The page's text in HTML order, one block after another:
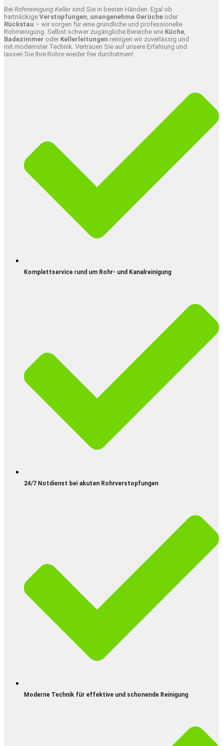
Bei Rohrreinigung Kellersind Sie in besten Händen. Egal ob
hartnäckige Verstopfungen unangenehme Gerüche oder
Rückstau – wir sorgen für eine gründliche und professionelle
Rohrreinigung. Selbst schwer zugängliche Bereiche wie Küche
Badezimmer oder Kellerleitungen reinigen wir zuverlässig und
mit modernster Technik. Vertrauen Sie auf unsere Erfahrung und
lassen Sie Ihre Rohre wieder frei durchatmen!
Komplettservice rund um Rohr- und Kanalreinigung
24/7 Notdienst bei akuten Rohrverstopfungen
Moderne Technik für effektive und schonende Reinigung